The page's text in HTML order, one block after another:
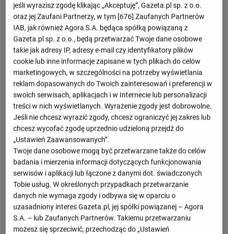
1 : 1
Chrobry Głogów 0 : 1
0 : 1
Odra Opole
Stal Rzeszów
1 : 5
0 : 1 Chrobry Głogów
Zobacz więcej
Nadchodzące mecze
Chrobry Głogów
15.08, 13:30
Chrobry Głogów - : -
21.08, 16:00
Warta Poznań
Chrobry Głogów
29.08, 15:00
Ruch Chorzów
Miedź Legnica
- : -
02.09, 16:00 Chrobry Głogów
jeśli wyrazisz zgodę klikając „Akceptuję”, Gazeta.pl sp. z o.o.
oraz jej Zaufani Partnerzy, w tym [676] Zaufanych Partnerów
IAB, jak również Agora S.A. będąca spółką powiązaną z
Gazeta.pl sp. z o.o., będą przetwarzać Twoje dane osobowe
takie jak adresy IP, adresy e-mail czy identyfikatory plików
cookie lub inne informacje zapisane w tych plikach do celów
marketingowych, w szczególności na potrzeby wyświetlania
reklam dopasowanych do Twoich zainteresowań i preferencji w
swoich serwisach, aplikacjach i w Internecie lub personalizacji
treści w nich wyświetlanych. Wyrażenie zgody jest dobrowolne.
Jeśli nie chcesz wyrazić zgody, chcesz ograniczyć jej zakres lub
chcesz wycofać zgodę uprzednio udzieloną przejdź do
„Ustawień Zaawansowanych”.
Twoje dane osobowe mogą być przetwarzane także do celów
badania i mierzenia informacji dotyczących funkcjonowania
serwisów i aplikacji lub łączone z danymi dot. świadczonych
Tobie usług. W określonych przypadkach przetwarzanie
danych nie wymaga zgody i odbywa się w oparciu o
uzasadniony interes Gazeta.pl, jej spółki powiązanej – Agora
S.A. – lub Zaufanych Partnerów. Takiemu przetwarzaniu
możesz się sprzeciwić, przechodząc do „Ustawień